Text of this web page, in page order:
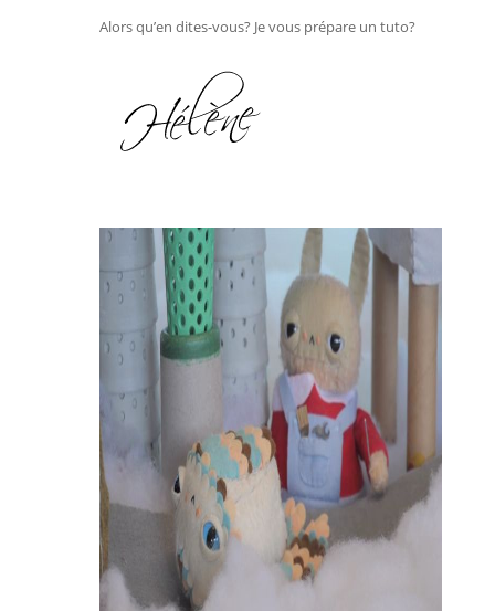
Alors qu’en dites-vous? Je vous prépare un tuto?